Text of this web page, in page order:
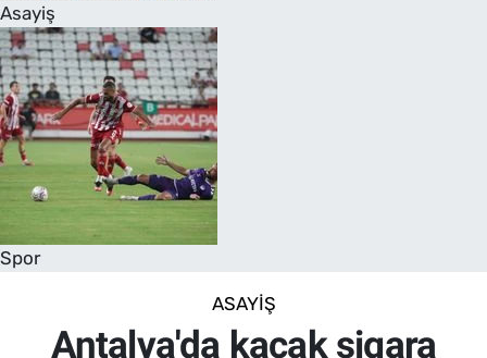
Asayiş
Spor
ASAYIŞ
Antalya'da kaçak sigara